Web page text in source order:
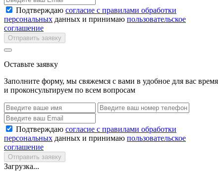
Подтверждаю согласие с правилами обработки
персональных данных и принимаю пользовательское
соглашение
Отправить заявку
Оставьте заявку
Заполните форму, мы свяжемся с вами в удобное для вас время
и проконсультируем по всем вопросам
Подтверждаю согласие с правилами обработки
персональных данных и принимаю пользовательское
соглашение
Отправить заявку
Загрузка...